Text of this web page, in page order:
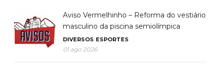
Aviso Vermelhinho – Reforma do vestiário
masculino da piscina semiolímpica
DIVERSOS ESPORTES
01 ago 2026